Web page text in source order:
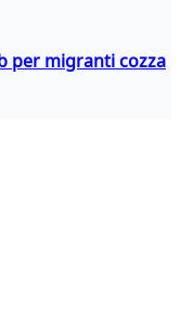
per migranti cozza